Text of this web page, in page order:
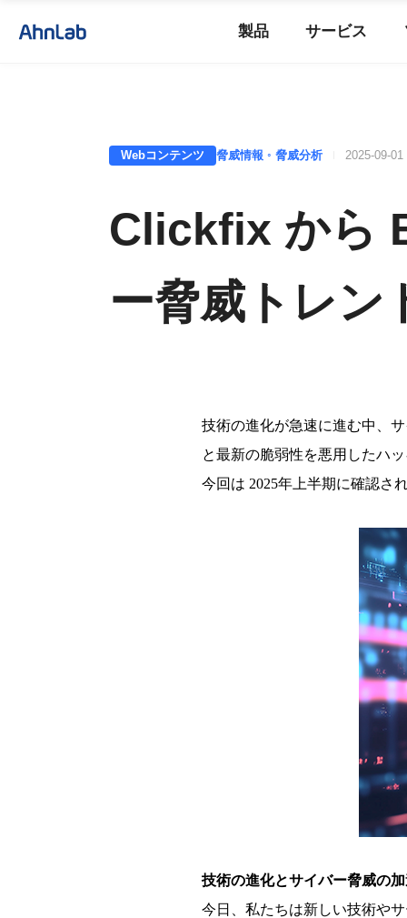
製品 サービス
Webコンテンツ 脅威情報 ◦ 脅威分析 2025-09-01
Clickfix から
ー脅威トレン
技術の進化が急速に進む中、
と最新の脆弱性を悪用したハ
今回は 2025年上半期に確認さ
技術の進化とサイバー脅威の
今日、私たちは新しい技術や